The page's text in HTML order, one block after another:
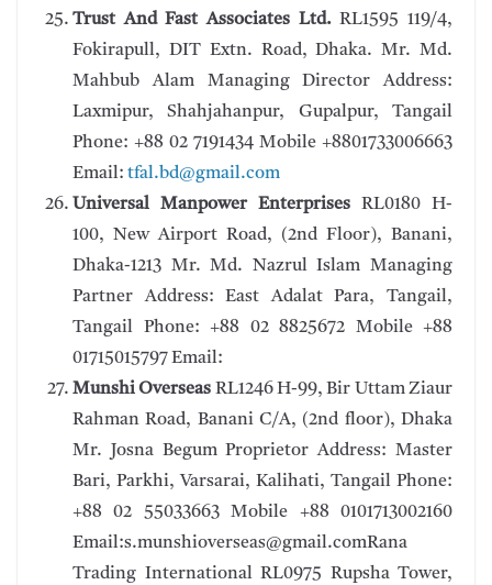
Trust And Fast Associates Ltd.RL1595 119/4,
Fokirapull, DIT Extn. Road, Dhaka. Mr. Md.
Mahbub Alam Managing Director Address:
Laxmipur, Shahjahanpur, Gupalpur, Tangail
Phone: +88 02 7191434 Mobile +8801733006663
Email: tfal.bd@gmail.com
Universal Manpower Enterprises RL0180 H-
100, New Airport Road, (2nd Floor), Banani,
Dhaka-1213 Mr. Md. Nazrul Islam Managing
Partner Address: East Adalat Para, Tangail,
Tangail Phone: +88 02 8825672 Mobile +88
01715015797 Email:
Munshi Overseas RL1246 H-99, Bir Uttam Ziaur
Rahman Road, Banani C/A, (2nd floor), Dhaka
Mr. Josna Begum Proprietor Address: Master
Bari, Parkhi, Varsarai, Kalihati, Tangail Phone:
+88 02 55033663 Mobile +88 0101713002160
Email:s.munshioverseas@gmail.comRana
Trading International RL0975 Rupsha Tower,